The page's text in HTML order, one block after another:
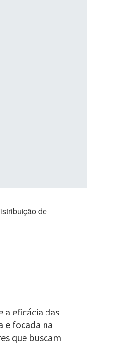
de
a eficácia das
e focada na
que buscam